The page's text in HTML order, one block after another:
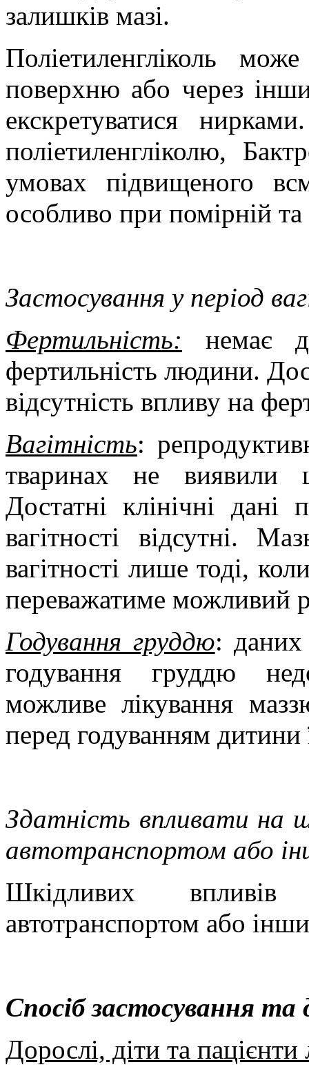
залишків мазі.
Поліетиленгліколь
поверхню або через
екскретуватися
поліетиленгліколю,
умовах підвищеного
особливо при помірній та
Застосування у період
Фертильність:
немає
фертильність людини.
відсутність впливу на
Вагітність:
тваринах не виявили
Достатні клінічні дані
вагітності відсутні.
вагітності лише тоді,
переважатиме можливий
Годування груддю: даних
годування груддю
можливе лікування
перед годуванням дитини
Здатність впливати на
автотранспортом або
Шкідливих
автотранспортом або
Спосіб застосування та
Дорослі, діти та пацієнти